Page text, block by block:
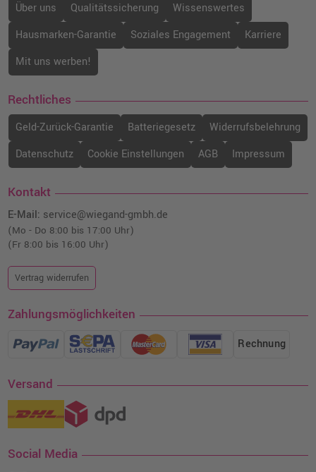
Über uns Qualitätssicherung
Wissenswertes
Hausmarken-Garantie
Soziales Engagement
Karriere
Mit uns werben!
Rechtliches
Geld-Zurück-Garantie Batteriegesetz
Widerrufsbelehrung
Datenschutz
Cookie Einstellungen AGB Impressum
Kontakt
E-Mail: service@wiegand-gmbh.de
(Mo - Do 8:00 bis 17:00 Uhr)
(Fr 8:00 bis 16:00 Uhr)
Vertrag widerrufen
Zahlungsmöglichkeiten
Rechnung
Versand
Social Media